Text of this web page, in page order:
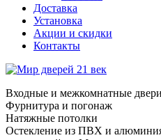
Доставка
Установка
Акции и скидки
Контакты
Входные и межкомнатные двери
Фурнитура и погонаж
Натяжные потолки
Остекление из ПВХ и